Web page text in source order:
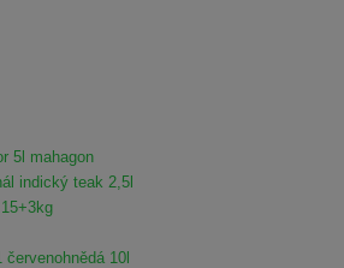
5l mahagon
indický teak 2,5l
červenohnědá 10l